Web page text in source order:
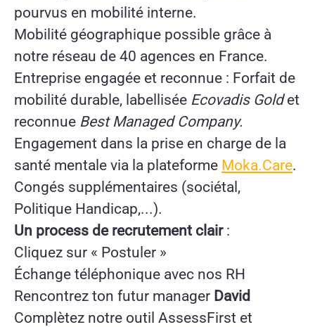
pourvus en mobilité interne.
Mobilité géographique possible grâce à
notre réseau de 40 agences en France.
Entreprise engagée et reconnue : Forfait de
mobilité durable, labellisée Ecovadis Gold et
reconnue Best Managed Company.
Engagement dans la prise en charge de la
santé mentale via la plateforme Moka.Care.
Congés supplémentaires (sociétal,
Politique Handicap,...).
Un process de recrutement clair :
Cliquez sur « Postuler »
Échange téléphonique avec nos RH
Rencontrez ton futur manager David
Complètez notre outil AssessFirst et